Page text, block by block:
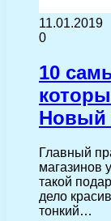
11.01.2019
0
10
Новый
Главный
магазинов
такой
дело
тонкий…